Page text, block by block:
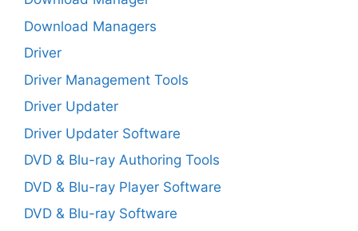
Download Managers
Driver
Driver Management Tools
Driver Updater
Driver Updater Software
DVD & Blu-ray Authoring Tools
DVD & Blu-ray Player Software
DVD & Blu-ray Software